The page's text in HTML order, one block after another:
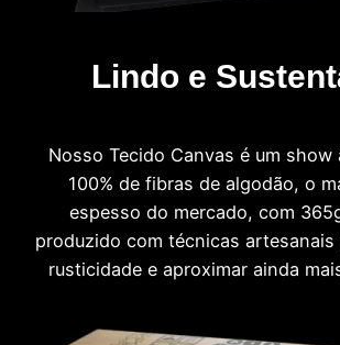
Lindo e
Nosso Tecido Canvas é um show
100% de fibras de algodão, o
espesso do mercado, com
produzido com técnicas artesanais
rusticidade e aproximar ainda